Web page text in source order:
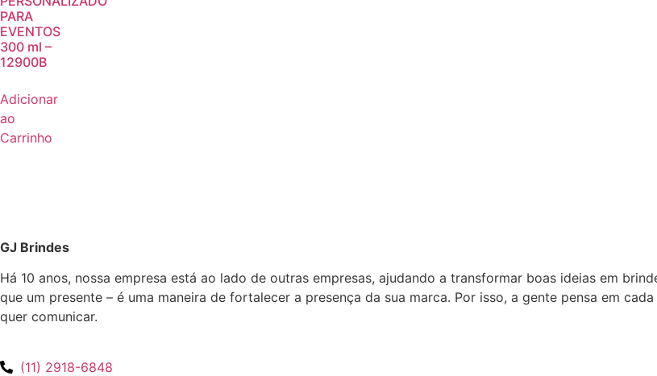
PARA
EVENTOS
300 ml –
12900B
Adicionar
ao
Carrinho
GJ Brindes
Há 10 anos, nossa empresa está ao lado de outras empresas, ajudando a transformar boas ideias em
que um presente – é uma maneira de fortalecer a presença da sua marca. Por isso, a gente pensa em
quer comunicar.
(11) 2918-6848